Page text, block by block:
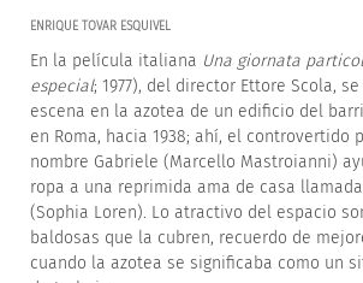
ENRIQUE TOVAR ESQUIVEL
En la película italiana Una giornata
especial; 1977), del director Ettore Scola,
escena en la azotea de un edificio del
en Roma, hacia 1938; ahí, el controvertido
nombre Gabriele (Marcello Mastroianni)
ropa a una reprimida ama de casa
(Sophia Loren). Lo atractivo del espacio
baldosas que la cubren, recuerdo de
cuando la azotea se significaba como un